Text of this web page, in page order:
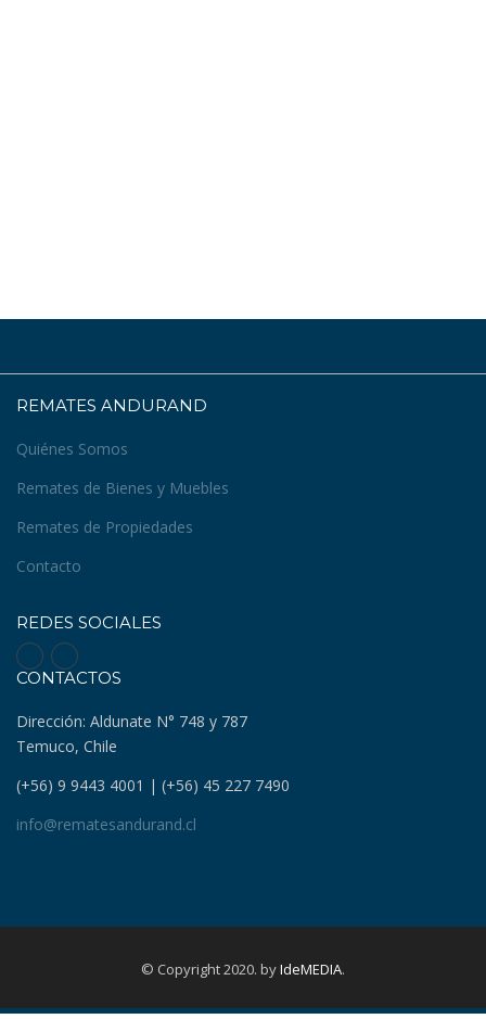
REMATES ANDURAND
Quiénes Somos
Remates de Bienes y Muebles
Remates de Propiedades
Contacto
REDES SOCIALES
CONTACTOS
Dirección: Aldunate N° 748 y 787
Temuco, Chile
(+56) 9 9443 4001 | (+56) 45 227 7490
info@rematesandurand.cl
© Copyright 2020. byIdeMEDIA.